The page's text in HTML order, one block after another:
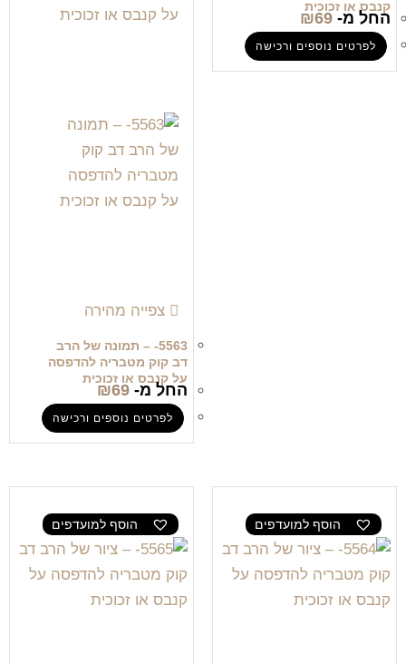
קנבס או זכוכית
החל מ- ₪69
לפרטים נוספים ורכישה
צפייה מהירה
5563- – תמונה של הרב
דב קוק מטבריה להדפסה
על קנבס או זכוכית
החל מ- ₪69
לפרטים נוספים ורכישה
הוסף למועדפים הוסף למועדפים